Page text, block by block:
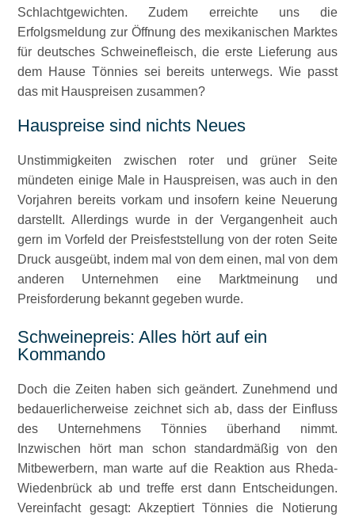
Schlachtgewichten. Zudem erreichte uns die
Erfolgsmeldung zur Öffnung des mexikanischen Marktes
für deutsches Schweinefleisch, die erste Lieferung aus
dem Hause Tönnies sei bereits unterwegs. Wie passt
das mit Hauspreisen zusammen?
Hauspreise sind nichts Neues
Unstimmigkeiten zwischen roter und grüner Seite
mündeten einige Male in Hauspreisen, was auch in den
Vorjahren bereits vorkam und insofern keine Neuerung
darstellt. Allerdings wurde in der Vergangenheit auch
gern im Vorfeld der Preisfeststellung von der roten Seite
Druck ausgeübt, indem mal von dem einen, mal von dem
anderen Unternehmen eine Marktmeinung und
Preisforderung bekannt gegeben wurde.
Schweinepreis: Alles hört auf ein
Kommando
Doch die Zeiten haben sich geändert. Zunehmend und
bedauerlicherweise zeichnet sich ab, dass der Einfluss
des Unternehmens Tönnies überhand nimmt.
Inzwischen hört man schon standardmäßig von den
Mitbewerbern, man warte auf die Reaktion aus Rheda-
Wiedenbrück ab und treffe erst dann Entscheidungen.
Vereinfacht gesagt: Akzeptiert Tönnies die Notierung